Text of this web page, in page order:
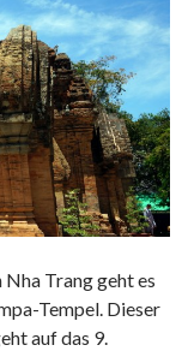
Nha Trang geht es
Tempel. Dieser
auf das 9.